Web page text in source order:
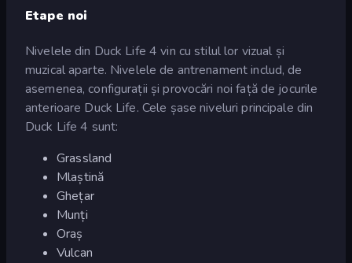
Etape noi
Nivelele din Duck Life 4 vin cu stilul lor vizual și
muzical aparte. Nivelele de antrenament includ, de
asemenea, configurații și provocări noi față de jocurile
anterioare Duck Life. Cele șase niveluri principale din
Duck Life 4 sunt:
Grassland
Mlaștină
Ghețar
Munți
Oraș
Vulcan